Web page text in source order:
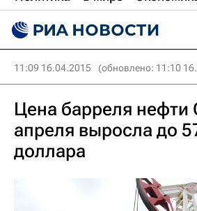
11:09 16.04.2015 (обновлено: 11:10
Цена барреля
апреля выросла до
доллара